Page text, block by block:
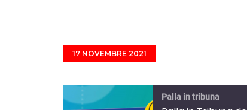
17 NOVEMBRE 2021
Palla in tribuna